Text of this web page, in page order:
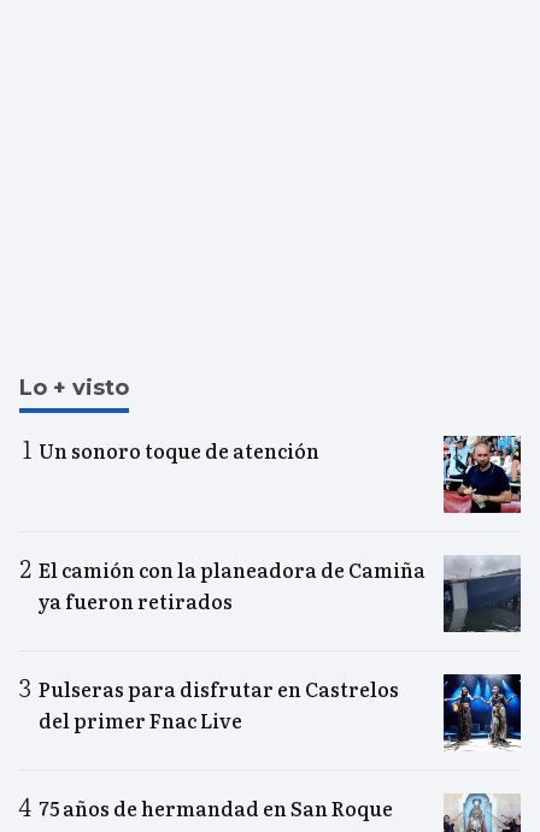
Lo + visto
Un sonoro toque de atención
El camión con la planeadora de Camiña
ya fueron retirados
Pulseras para disfrutar en Castrelos
del primer Fnac Live
75 años de hermandad en San Roque